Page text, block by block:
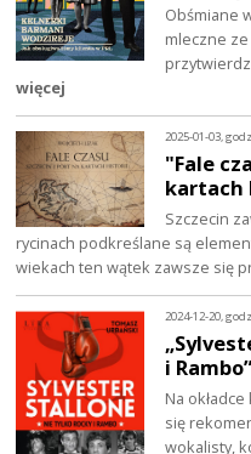
Obśmiane
mleczne
więcej
2025-01-03,
"Fale
kartach
Szczecin
rycinach podkreślane są
wiekach ten wątek zawsze się
2024-12-20,
i
Na
się
wokalisty,